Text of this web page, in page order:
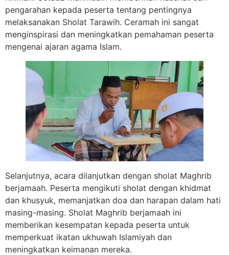
pengarahan kepada peserta tentang pentingnya
melaksanakan Sholat Tarawih. Ceramah ini sangat
menginspirasi dan meningkatkan pemahaman peserta
mengenai ajaran agama Islam.
Selanjutnya, acara dilanjutkan dengan sholat Maghrib
berjamaah. Peserta mengikuti sholat dengan khidmat
dan khusyuk, memanjatkan doa dan harapan dalam hati
masing-masing. Sholat Maghrib berjamaah ini
memberikan kesempatan kepada peserta untuk
memperkuat ikatan ukhuwah Islamiyah dan
meningkatkan keimanan mereka.